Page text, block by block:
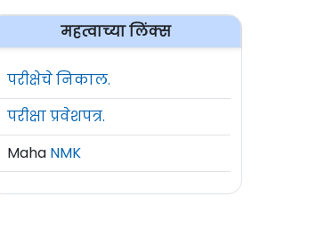
महत्वाच्या लिंक्स
परीक्षेचे निकाल.
परीक्षा प्रवेशपत्र.
Maha NMK